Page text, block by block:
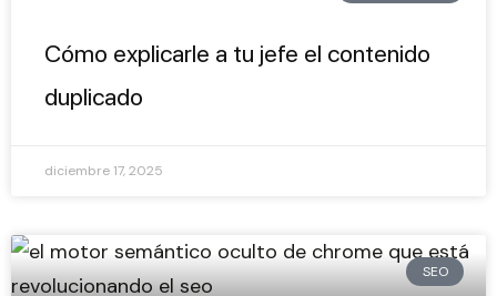
Cómo explicarle a tu jefe el contenido
duplicado
diciembre 17, 2025
SEO